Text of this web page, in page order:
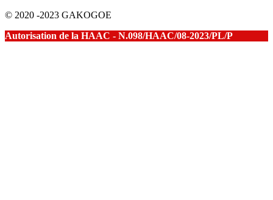
© 2020 -2023 GAKOGOE
Autorisation de la HAAC - N.098/HAAC/08-2023/PL/P